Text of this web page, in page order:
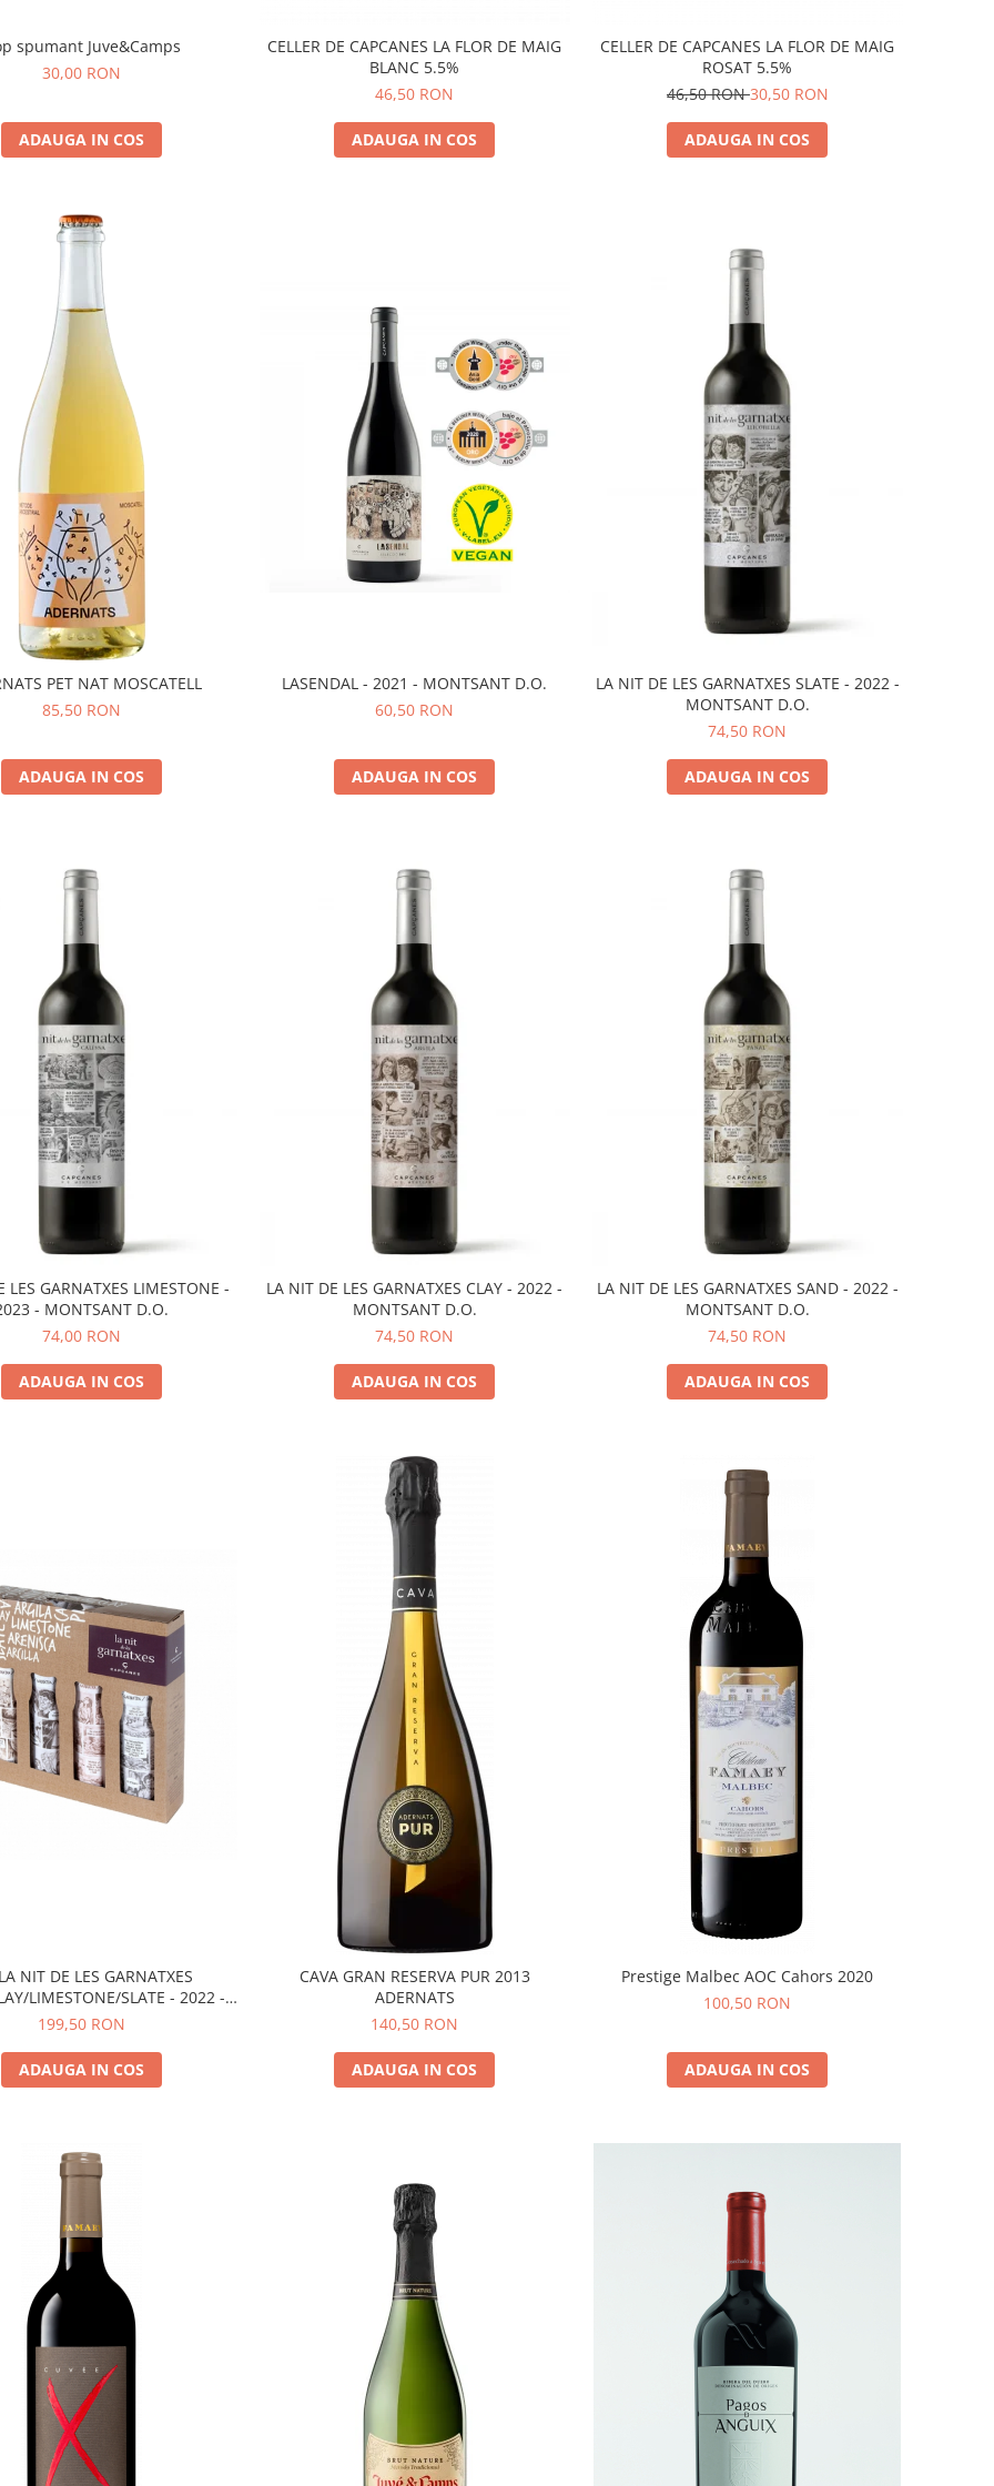
spumant Juve&Camps
30,00 RON
ADAUGA IN COS
CELLER DE CAPCANES LA FLOR DE MAIG
BLANC 5.5%
46,50 RON
ADAUGA IN COS
CELLER DE CAPCANES LA FLOR DE MAIG
ROSAT 5.5%
46,50 RON30,50 RON
ADAUGA IN COS
PET NAT MOSCATELL
85,50 RON
ADAUGA IN COS
LASENDAL - 2021 - MONTSANT D.O.
60,50 RON
ADAUGA IN COS
LA NIT DE LES GARNATXES SLATE - 2022 -
MONTSANT D.O.
74,50 RON
ADAUGA IN COS
LES GARNATXES LIMESTONE -
- MONTSANT D.O.
74,00 RON
ADAUGA IN COS
LA NIT DE LES GARNATXES CLAY - 2022 -
MONTSANT D.O.
74,50 RON
ADAUGA IN COS
LA NIT DE LES GARNATXES SAND - 2022 -
MONTSANT D.O.
74,50 RON
ADAUGA IN COS
NIT DE LES GARNATXES
LIMESTONE/SLATE - 2022 -
MONTSANT D.O.
199,50 RON
ADAUGA IN COS
CAVA GRAN RESERVA PUR 2013
ADERNATS
140,50 RON
ADAUGA IN COS
Prestige Malbec AOC Cahors 2020
100,50 RON
ADAUGA IN COS